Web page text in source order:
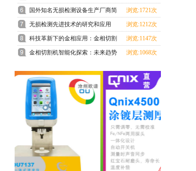
生通知
国外知名无损检测设备生产厂商简
介
浏览:1721次
无损检测先进技术的研究和应用 浏览:1212次
科技革新下的金相应用：金相切割
机领跑未来
浏览:1147次
金相切割机智能化探索：未来趋势
浏览:1068次